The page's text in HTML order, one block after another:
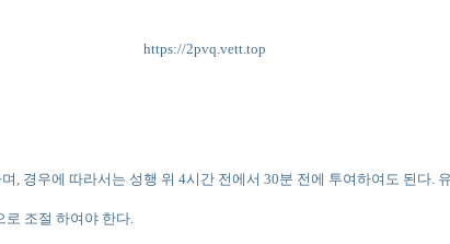
https://2pvq.vett.top
경우에 따라서는 성행 위 4시간 전에서 30분 전에 투여하여도 된다.
조절 하여야 한다.